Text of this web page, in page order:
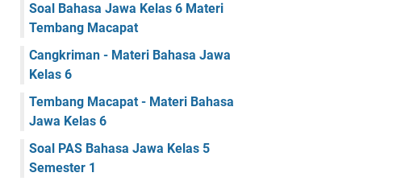
Soal Bahasa Jawa Kelas 6 Materi
Tembang Macapat
Cangkriman - Materi Bahasa Jawa
Kelas 6
Tembang Macapat - Materi Bahasa
Jawa Kelas 6
Soal PAS Bahasa Jawa Kelas 5
Semester 1